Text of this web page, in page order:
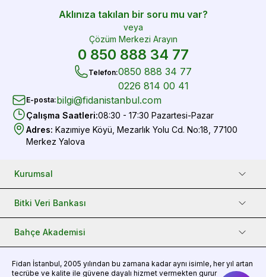
Aklınıza takılan bir soru mu var?
veya
Çözüm Merkezi Arayın
0 850 888 34 77
Telefon:0850 888 34 77
0226 814 00 41
E-posta:bilgi@fidanistanbul.com
Çalışma Saatleri:08:30 - 17:30 Pazartesi-Pazar
Adres: Kazımiye Köyü, Mezarlık Yolu Cd. No:18, 77100
Merkez Yalova
Kurumsal
Bitki Veri Bankası
Bahçe Akademisi
Fidan İstanbul, 2005 yılından bu zamana kadar aynı isimle, her yıl artan
tecrübe ve kalite ile güvene dayalı hizmet vermekten gurur